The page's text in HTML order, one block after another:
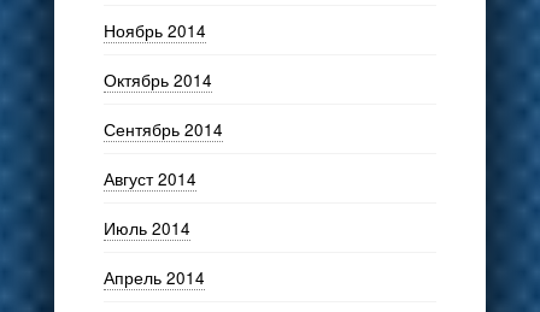
Ноябрь 2014
Октябрь 2014
Сентябрь 2014
Август 2014
Июль 2014
Апрель 2014